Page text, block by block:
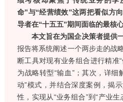
命”与“经营绩效”这两把看似方
导者在“十五五”期间面临的最核
本文旨在为国企决策者提供
报告将系统阐述一个两步走的战
断工具对现有业务组合进行精准“
为战略转型“输血”；其次，详
动”模式，并结合深度案例，揭
性，实现从“业务组合”到“产业